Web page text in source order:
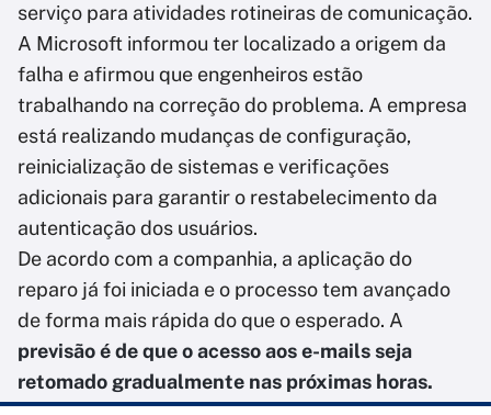
serviço para atividades rotineiras de comunicação.
A Microsoft informou ter localizado a origem da
falha e afirmou que engenheiros estão
trabalhando na correção do problema. A empresa
está realizando mudanças de configuração,
reinicialização de sistemas e verificações
adicionais para garantir o restabelecimento da
autenticação dos usuários.
De acordo com a companhia, a aplicação do
reparo já foi iniciada e o processo tem avançado
de forma mais rápida do que o esperado. A
previsão é de que o acesso aos e-mails seja
retomado gradualmente nas próximas horas.